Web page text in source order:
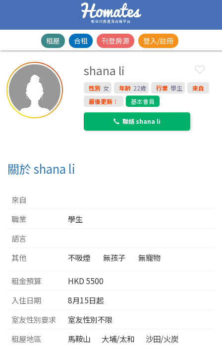
新世代房產及合租平台
租屋 合租 刊登房源 登入/註冊
shana li
性別 女 年齡 22歲 行業 學生
來自
最後更新：
基本會員
聯絡 shana li
關於 shana li
來自
職業
學生
語言
其他
不吸煙 無孩子 無寵物
租金預算 HKD 5500
入住日期
8月15日起
室友性別要求
室友性別不限
租屋地區
馬鞍山 大埔/太和
沙田/火炭